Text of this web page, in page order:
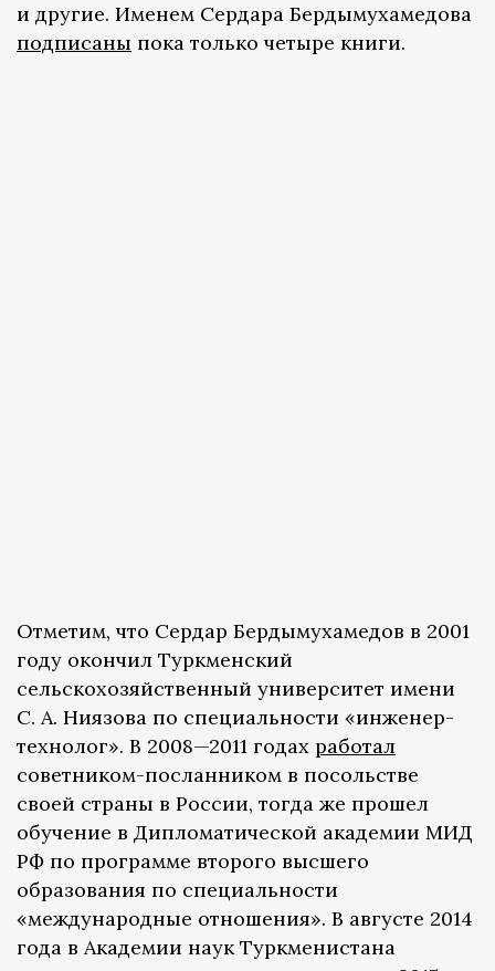
и другие. Именем Сердара Бердымухамедова
подписаны пока только четыре книги.
Отметим, что Сердар Бердымухамедов в 2001
году окончил Туркменский
сельскохозяйственный университет имени
С. А. Ниязова по специальности «инженер-
технолог». В 2008—2011 годах работал
советником-посланником в посольстве
своей страны в России, тогда же прошел
обучение в Дипломатической академии МИД
РФ по программе второго высшего
образования по специальности
«международные отношения». В августе 2014
года в Академии наук Туркменистана